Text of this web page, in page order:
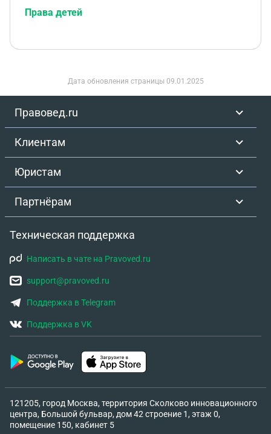
Права детей
Дата обновления страницы 09.01.2025
Правовед.ru
Клиентам
Юристам
Партнёрам
Техническая поддержка
Написать в чате на Pravoved.ru
support@pravoved.ru
Поддержка в Telegram
Поддержка в VK
121205, город Москва, территория Сколково инновационного
центра, Большой бульвар, дом 42 строение 1, этаж 0,
помещение 150, кабинет 5